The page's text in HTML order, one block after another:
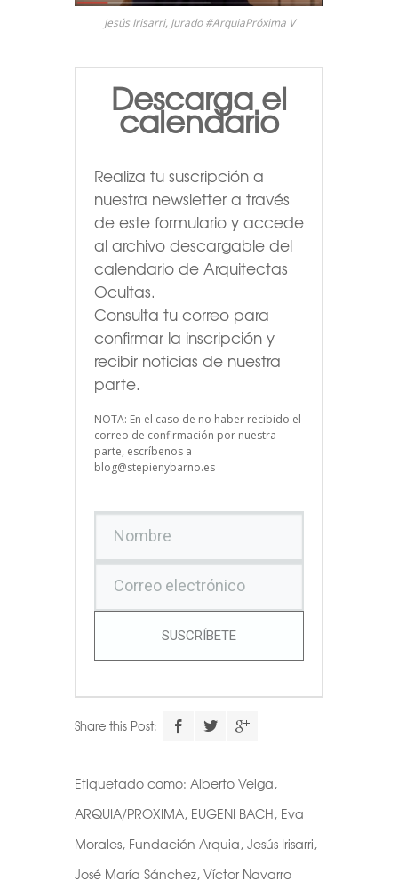
Jesús Irisarri, Jurado #ArquiaPróxima V
Descarga el
calendario
Realiza tu suscripción a
nuestra newsletter a través
de este formulario y accede
al archivo descargable del
calendario de Arquitectas
Ocultas.
Consulta tu correo para
confirmar la inscripción y
recibir noticias de nuestra
parte.
NOTA: En el caso de no haber recibido el
correo de confirmación por nuestra
parte, escríbenos a
blog@stepienybarno.es
SUSCRÍBETE
Share this Post:
Etiquetado como: Alberto Veiga,
ARQUIA/PROXIMA, EUGENI BACH, Eva
Morales, Fundación Arquia, Jesús Irisarri,
José María Sánchez, Víctor Navarro